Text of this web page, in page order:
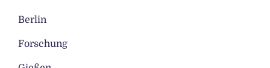
Berlin
Forschung